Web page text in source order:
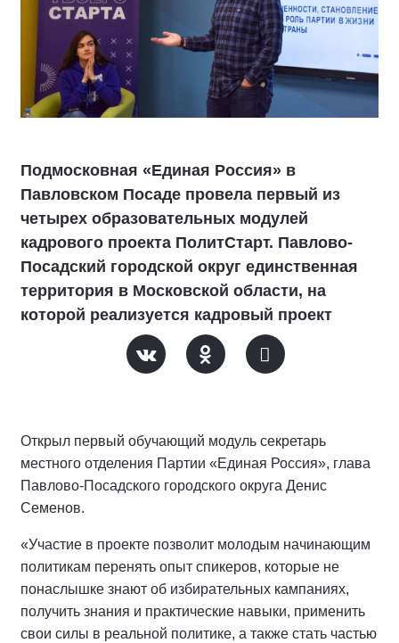
Подмосковная «Единая Россия» в
Павловском Посаде провела первый из
четырех образовательных модулей
кадрового проекта ПолитСтарт. Павлово-
Посадский городской округ единственная
территория в Московской области, на
которой реализуется кадровый проект
Открыл первый обучающий модуль секретарь
местного отделения Партии «Единая Россия», глава
Павлово-Посадского городского округа Денис
Семенов.
«Участие в проекте позволит молодым начинающим
политикам перенять опыт спикеров, которые не
понаслышке знают об избирательных кампаниях,
получить знания и практические навыки, применить
свои силы в реальной политике, а также стать частью